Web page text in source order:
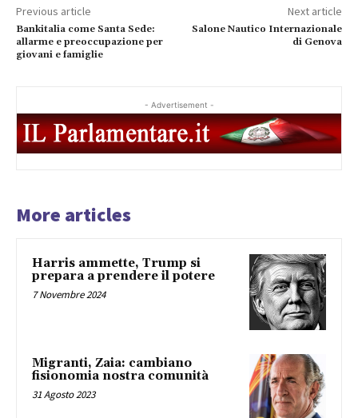
Previous article
Bankitalia come Santa Sede:
allarme e preoccupazione per
giovani e famiglie
Next article
Salone Nautico Internazionale
di Genova
- Advertisement -
More articles
Harris ammette, Trump si
prepara a prendere il potere
7 Novembre 2024
Migranti, Zaia: cambiano
fisionomia nostra comunità
31 Agosto 2023